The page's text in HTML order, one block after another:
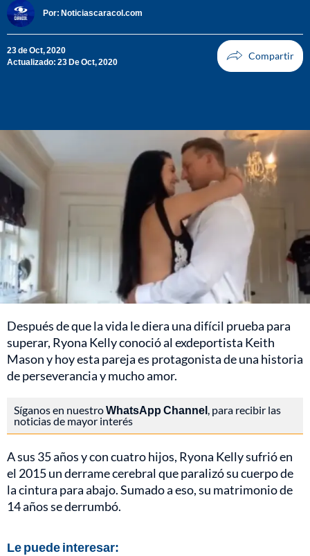
Por: Noticiascaracol.com
23 de Oct, 2020
Actualizado: 23 De Oct, 2020
Después de que la vida le diera una difícil prueba para
superar, Ryona Kelly conoció al exdeportista Keith
Mason y hoy esta pareja es protagonista de una historia
de perseverancia y mucho amor.
Síganos en nuestroWhatsApp Channel, para recibir las
noticias de mayor interés
A sus 35 años y con cuatro hijos, Ryona Kelly sufrió en
el 2015 un derrame cerebral que paralizó su cuerpo de
la cintura para abajo. Sumado a eso, su matrimonio de
14 años se derrumbó.
Le puede interesar: